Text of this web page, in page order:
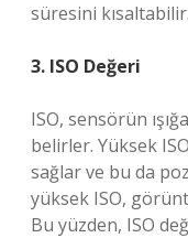
süresini kısaltabilir.
3. ISO Değeri
ISO, sensörün
belirler. Yüksek
sağlar ve bu da
yüksek ISO,
Bu yüzden, ISO